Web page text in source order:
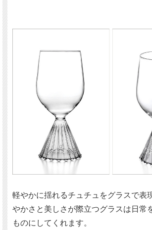
軽やかに揺れるチュチュをグラスで表
やかさと美しさが際立つグラスは日常
ものにしてくれます。